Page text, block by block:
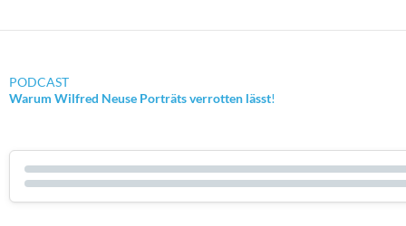
PODCAST
Warum Wilfred Neuse Porträts verrotten lässt!